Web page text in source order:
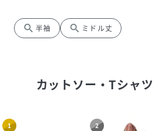
search 半袖 search ミドル丈
カットソー・Tシャツ
1 2